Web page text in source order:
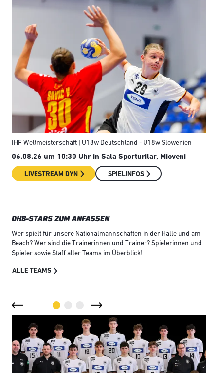
IHF Weltmeisterschaft | U18w Deutschland - U18w Slowenien
06.08.26 um 10:30 Uhr in Sala Sporturilar, Mioveni
LIVESTREAM DYN SPIELINFOS
DHB-STARS ZUM ANFASSEN
Wer spielt für unsere Nationalmannschaften in der Halle und am
Beach? Wer sind die Trainerinnen und Trainer? Spielerinnen und
Spieler sowie Staff aller Teams im Überblick!
ALLE TEAMS